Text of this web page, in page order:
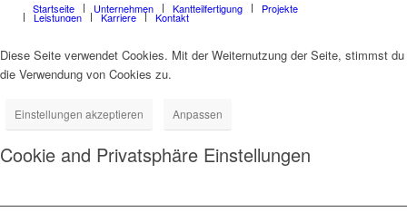
Startseite
Unternehmen Kantteilfertigung Projekte
Leistungen Karriere Kontakt
Diese Seite verwendet Cookies. Mit der Weiternutzung der Seite, stimmst du
die Verwendung von Cookies zu.
Einstellungen akzeptieren Anpassen
Cookie and Privatsphäre Einstellungen